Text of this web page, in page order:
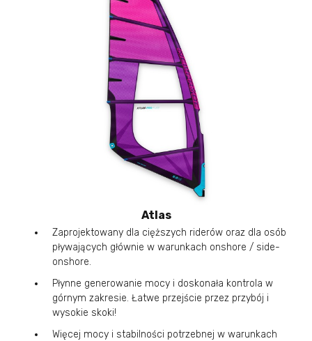
Atlas
Zaprojektowany dla cięższych riderów oraz dla osób
pływających głównie w warunkach onshore / side-
onshore.
Płynne generowanie mocy i doskonała kontrola w
górnym zakresie. Łatwe przejście przez przybój i
wysokie skoki!
Więcej mocy i stabilności potrzebnej w warunkach